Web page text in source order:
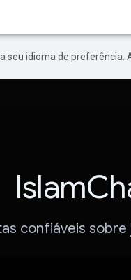
seu idioma de preferência.
confiáveis sobre